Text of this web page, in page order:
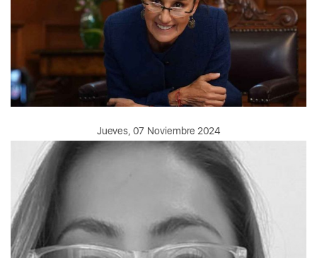
Jueves, 07 Noviembre 2024